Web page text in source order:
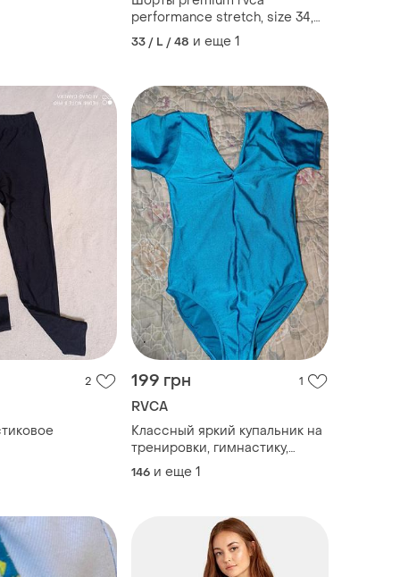
performance stretch, size 34,
легкие, коммиортные,
стрейчовые, полупояс 43
33 / L / 48 и еще 1
2 199 грн 1
RVCA
Классный яркий купальник на
тренировки, гимнастику,
танцы на девочку
146 и еще 1